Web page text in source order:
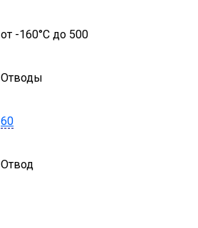
от -160°С до 500
Отводы
60
Отвод